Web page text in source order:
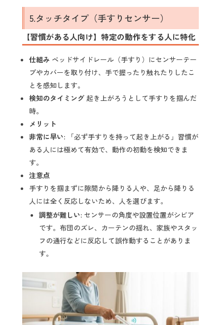
5.タッチタイプ（手すりセンサー）
【習慣がある人向け】特定の動作をする人に特化
仕組み ベッドサイドレール（手すり）にセンサーテー
プやカバーを取り付け、手で握ったり触れたりしたこ
とを感知します。
検知のタイミング起き上がろうとして手すりを掴んだ
時。
メリット
非常に早い:「必ず手すりを持って起き上がる」習慣が
ある人には極めて有効で、動作の初動を検知できま
す。
注意点
手すりを掴まずに隙間から降りる人や、足から降りる
人には全く反応しないため、人を選びます。
調整が難しい:センサーの角度や設置位置がシビア
です。布団のズレ、カーテンの揺れ、家族やスタッ
フの通行などに反応して誤作動することがありま
す。